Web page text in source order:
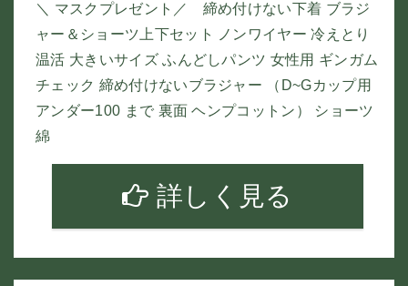
＼ マスクプレゼント／ 締め付けない下着 ブラジ
ャー＆ショーツ上下セット ノンワイヤー 冷えとり
温活 大きいサイズ ふんどしパンツ 女性用 ギンガム
チェック 締め付けないブラジャー （D~Gカップ用
アンダー100 まで 裏面 ヘンプコットン） ショーツ
綿
詳しく見る